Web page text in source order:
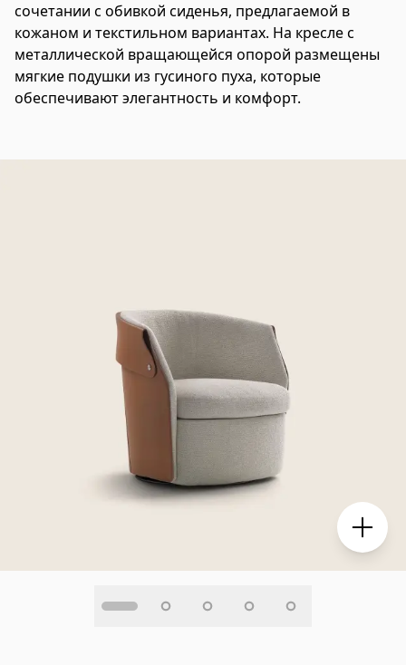
сочетании с обивкой сиденья, предлагаемой в
кожаном и текстильном вариантах. На кресле с
металлической вращающейся опорой размещены
мягкие подушки из гусиного пуха, которые
обеспечивают элегантность и комфорт.